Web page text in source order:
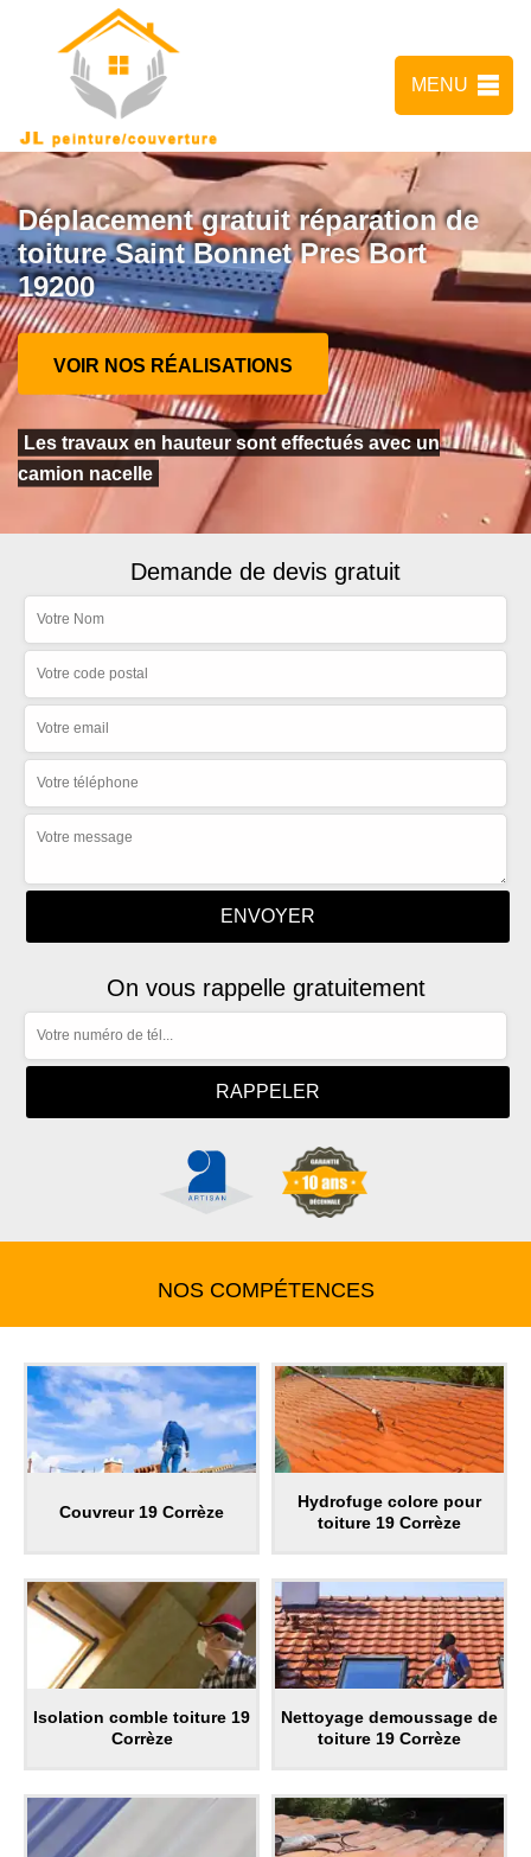
MENU
Déplacement gratuit réparation de
toiture Saint Bonnet Pres Bort
19200
VOIR NOS RÉALISATIONS
Les travaux en hauteur sont effectués avec un
camion nacelle
Demande de devis gratuit
On vous rappelle gratuitement
NOS COMPÉTENCES
Couvreur 19 Corrèze
Hydrofuge colore pour
toiture 19 Corrèze
Isolation comble toiture 19
Corrèze
Nettoyage demoussage de
toiture 19 Corrèze